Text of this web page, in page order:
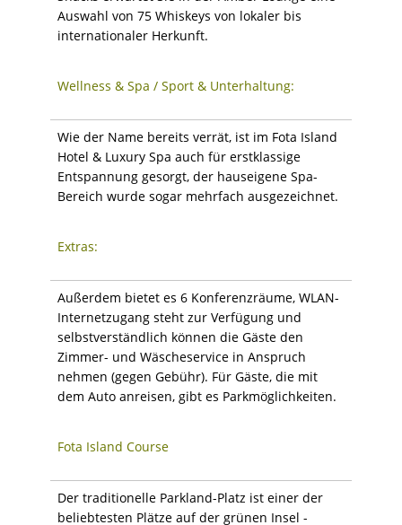
Auswahl von 75 Whiskeys von lokaler bis
internationaler Herkunft.
Wellness & Spa / Sport & Unterhaltung:
Wie der Name bereits verrät, ist im Fota Island
Hotel & Luxury Spa auch für erstklassige
Entspannung gesorgt, der hauseigene Spa-
Bereich wurde sogar mehrfach ausgezeichnet.
Extras:
Außerdem bietet es 6 Konferenzräume, WLAN-
Internetzugang steht zur Verfügung und
selbstverständlich können die Gäste den
Zimmer- und Wäscheservice in Anspruch
nehmen (gegen Gebühr). Für Gäste, die mit
dem Auto anreisen, gibt es Parkmöglichkeiten.
Fota Island Course
Der traditionelle Parkland-Platz ist einer der
beliebtesten Plätze auf der grünen Insel -